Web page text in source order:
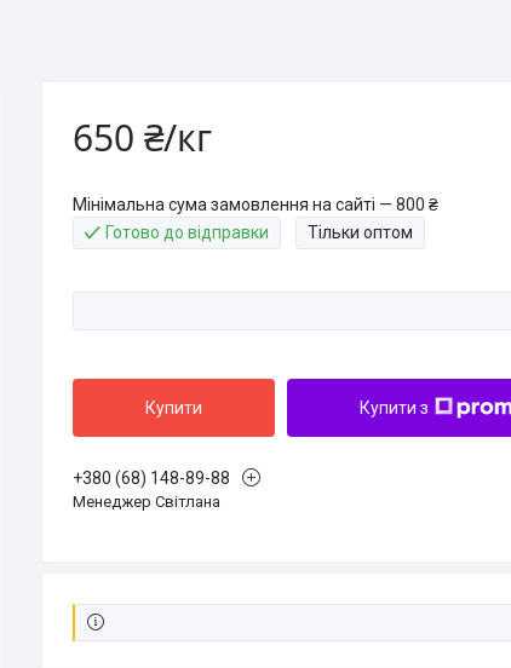
650 ₴/кг
Мінімальна сума замовлення на сайті — 800 ₴
Готово до відправки
Тільки оптом
Купити Купити з
+380 (68) 148-89-88
Менеджер Світлана